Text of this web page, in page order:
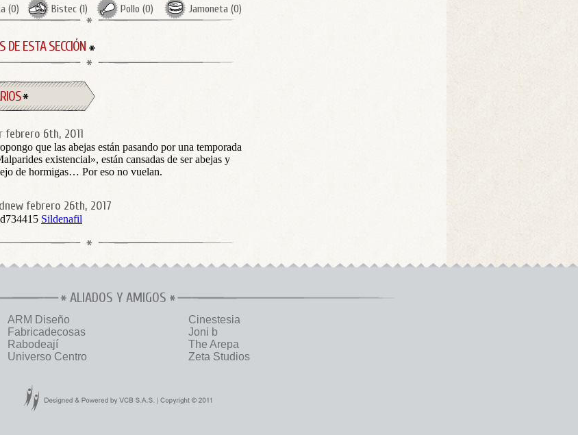
(0) Bistec (1) Pollo (0) Jamoneta (0)
DE ESTA SECCIÓN
febrero 6th, 2011
que las abejas están pasando por una temporada
existencial», están cansadas de ser abejas y
de hormigas… Por eso no vuelan.
febrero 26th, 2017
Sildenafil
ALIADOS Y AMIGOS
ARM Diseño
Cinestesia
Fabricadecosas
Joni b
Rabodeají
The Arepa
Universo Centro Zeta Studios